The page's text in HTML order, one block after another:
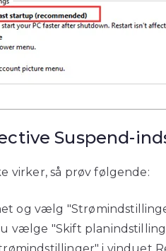
Suspend-
virker, så prøv følgende:
og vælg
vælge "Skift